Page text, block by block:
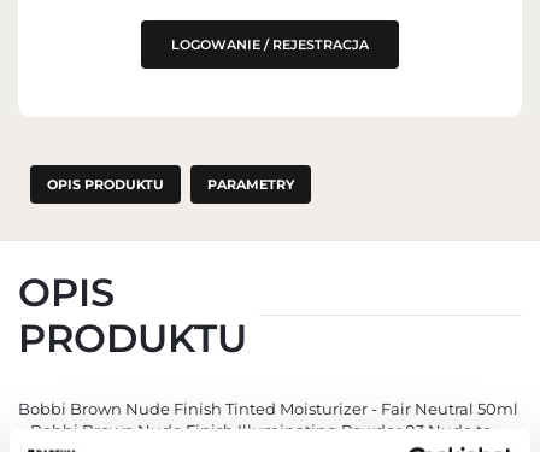
LOGOWANIE / REJESTRACJA
OPIS PRODUKTU PARAMETRY
OPIS
PRODUKTU
Bobbi Brown Nude Finish Tinted Moisturizer - Fair Neutral 50ml
– Bobbi Brown Nude Finish Illuminating Powder 03 Nude to